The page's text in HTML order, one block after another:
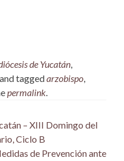
de Yucatán,
and taggedarzobispo,
permalink.
– XIII Domingo del
Ciclo B
de Prevención ante